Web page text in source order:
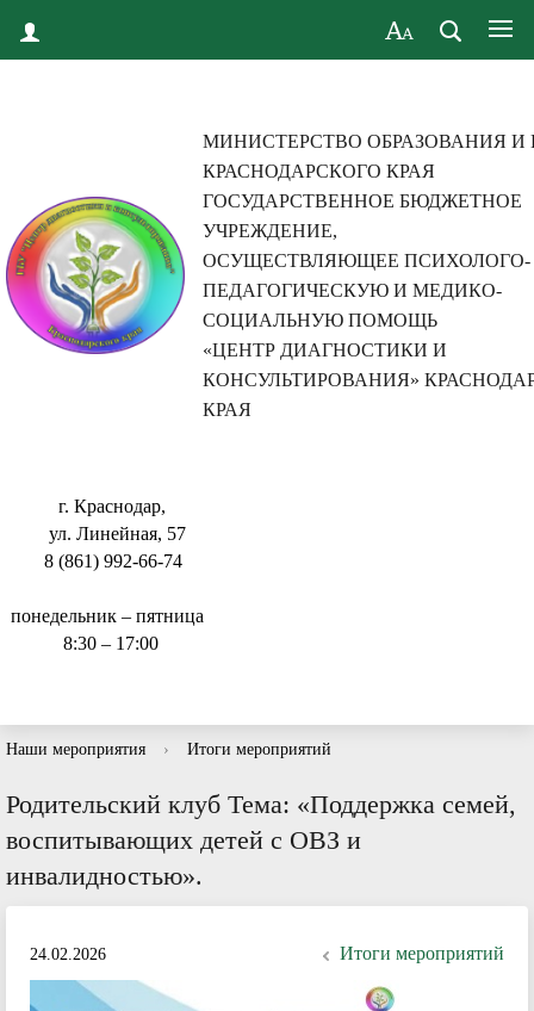
МИНИСТЕРСТВО ОБРАЗОВАНИЯ И
КРАСНОДАРСКОГО КРАЯ
ГОСУДАРСТВЕННОЕ БЮДЖЕТНОЕ
УЧРЕЖДЕНИЕ,
ОСУЩЕСТВЛЯЮЩЕЕ ПСИХОЛОГО-
ПЕДАГОГИЧЕСКУЮ И МЕДИКО-
СОЦИАЛЬНУЮ ПОМОЩЬ
«ЦЕНТР ДИАГНОСТИКИ И
КОНСУЛЬТИРОВАНИЯ»
КРАЯ
г. Краснодар,
ул. Линейная, 57
8 (861) 992-66-74
понедельник – пятница
8:30 – 17:00
Наши мероприятия › Итоги мероприятий
Родительский клуб Тема: «Поддержка семей,
воспитывающих детей с ОВЗ и
инвалидностью».
24.02.2026 Итоги мероприятий